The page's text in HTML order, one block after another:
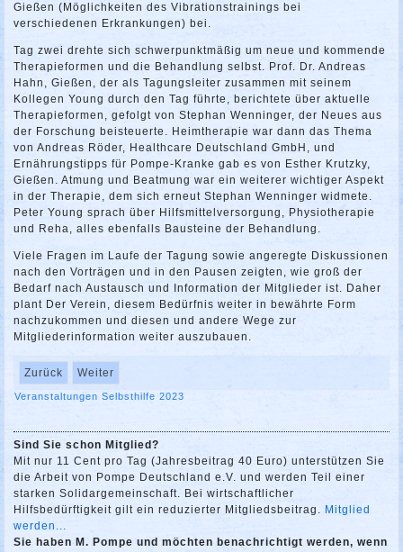
Gießen (Möglichkeiten des Vibrationstrainings bei
verschiedenen Erkrankungen) bei.
Tag zwei drehte sich schwerpunktmäßig um neue und kommende
Therapieformen und die Behandlung selbst. Prof. Dr. Andreas
Hahn, Gießen, der als Tagungsleiter zusammen mit seinem
Kollegen Young durch den Tag führte, berichtete über aktuelle
Therapieformen, gefolgt von Stephan Wenninger, der Neues aus
der Forschung beisteuerte. Heimtherapie war dann das Thema
von Andreas Röder, Healthcare Deutschland GmbH, und
Ernährungstipps für Pompe-Kranke gab es von Esther Krutzky,
Gießen. Atmung und Beatmung war ein weiterer wichtiger Aspekt
in der Therapie, dem sich erneut Stephan Wenninger widmete.
Peter Young sprach über Hilfsmittelversorgung, Physiotherapie
und Reha, alles ebenfalls Bausteine der Behandlung.
Viele Fragen im Laufe der Tagung sowie angeregte Diskussionen
nach den Vorträgen und in den Pausen zeigten, wie groß der
Bedarf nach Austausch und Information der Mitglieder ist. Daher
plant Der Verein, diesem Bedürfnis weiter in bewährte Form
nachzukommen und diesen und andere Wege zur
Mitgliederinformation weiter auszubauen.
Zurück Weiter
VeranstaltungenSelbsthilfe2023
Sind Sie schon Mitglied?
Mit nur 11 Cent pro Tag (Jahresbeitrag 40 Euro) unterstützen Sie
die Arbeit von Pompe Deutschland e.V. und werden Teil einer
starken Solidargemeinschaft. Bei wirtschaftlicher
Hilfsbedürftigkeit gilt ein reduzierter Mitgliedsbeitrag. Mitglied
werden...
Sie haben M. Pompe und möchten benachrichtigt werden, wenn